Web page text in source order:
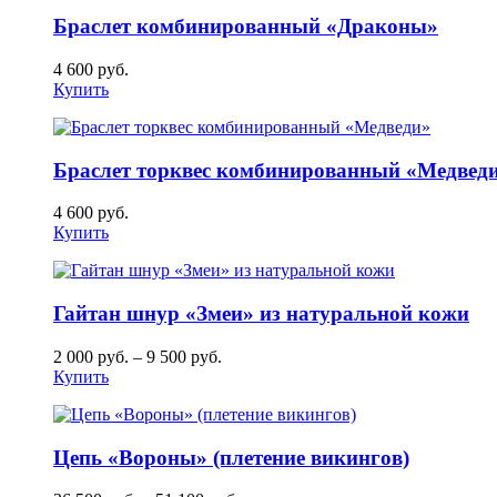
Браслет комбинированный «Драконы»
4 600 руб.
Купить
Браслет торквес комбинированный
4 600 руб.
Купить
Гайтан шнур «Змеи» из натуральной кожи
2 000 руб. – 9 500 руб.
Купить
Цепь «Вороны» (плетение викингов)